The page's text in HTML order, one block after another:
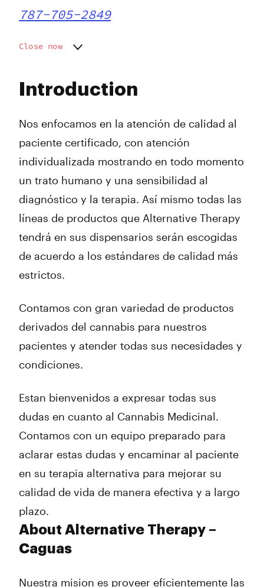
Introduction
Nos enfocamos en la atención de calidad al
paciente certificado, con atención
individualizada mostrando en todo momento
un trato humano y una sensibilidad al
diagnóstico y la terapia. Así mismo todas las
líneas de productos que Alternative Therapy
tendrá en sus dispensarios serán escogidas
de acuerdo a los estándares de calidad más
estrictos.
Contamos con gran variedad de productos
derivados del cannabis para nuestros
pacientes y atender todas sus necesidades y
condiciones.
Estan bienvenidos a expresar todas sus
dudas en cuanto al Cannabis Medicinal.
Contamos con un equipo preparado para
aclarar estas dudas y encaminar al paciente
en su terapia alternativa para mejorar su
calidad de vida de manera efectiva y a largo
plazo.
About Alternative Therapy –
Caguas
Nuestra mision es proveer eficientemente las
787-705-2849
Close now
Wednesday
Friday
Sunday
9:00 am - 7:00 pm
9:00 am - 7:00 pm
10:00 am - 6:00 pm